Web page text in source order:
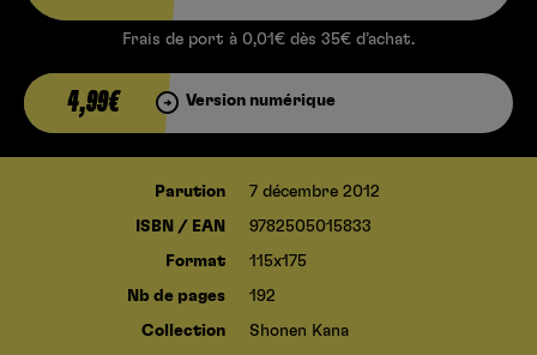
Frais de port à 0,01€ dès 35€ d’achat.
4,99€ Version numérique
Parution 7 décembre 2012
ISBN / EAN 9782505015833
Format 115x175
Nb de pages 192
Collection Shonen Kana